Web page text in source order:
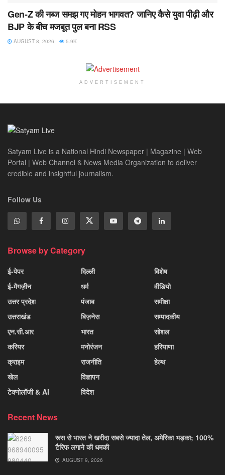
Gen-Z की नब्ज समझ गए मोहन भागवत? जानिए कैसे युवा पीढ़ी और
BJP के बीच मजबूत पुल बना RSS
AUGUST 8, 2026 5.9K
ADVERTISEMENT
Satyam Live is a National Hindi Newspaper | Magazine | Web
Portal | Web Channel & News Media Organization to deliver
credible and insightful journalism.
Follow Us
Browse by Category
ई-पेपर
ई-मैगज़ीन
उत्तर प्रदेश
उत्तराखंड
एन.सी.आर
करियर
क्राइम
खेल
टेक्नोलॉजी & AI
दिल्ली
धर्म
पंजाब
बिज़नेस
भारत
मनोरंजन
राजनीति
विज्ञापन
विदेश
विशेष
वीडियो
समीक्षा
सम्पादकीय
सोशल
हरियाणा
हेल्थ
Recent News
रूस से भारत ने खरीदा सबसे ज्यादा तेल, अमेरिका भड़का; 100%
टैरिफ लगाने की धमकी
AUGUST 9, 2026